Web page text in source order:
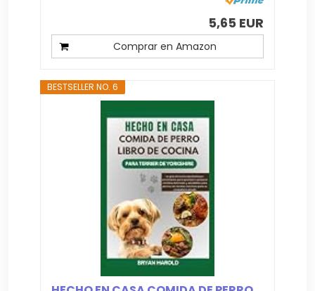
5,65 EUR
Comprar en Amazon
BESTSELLER NO. 6